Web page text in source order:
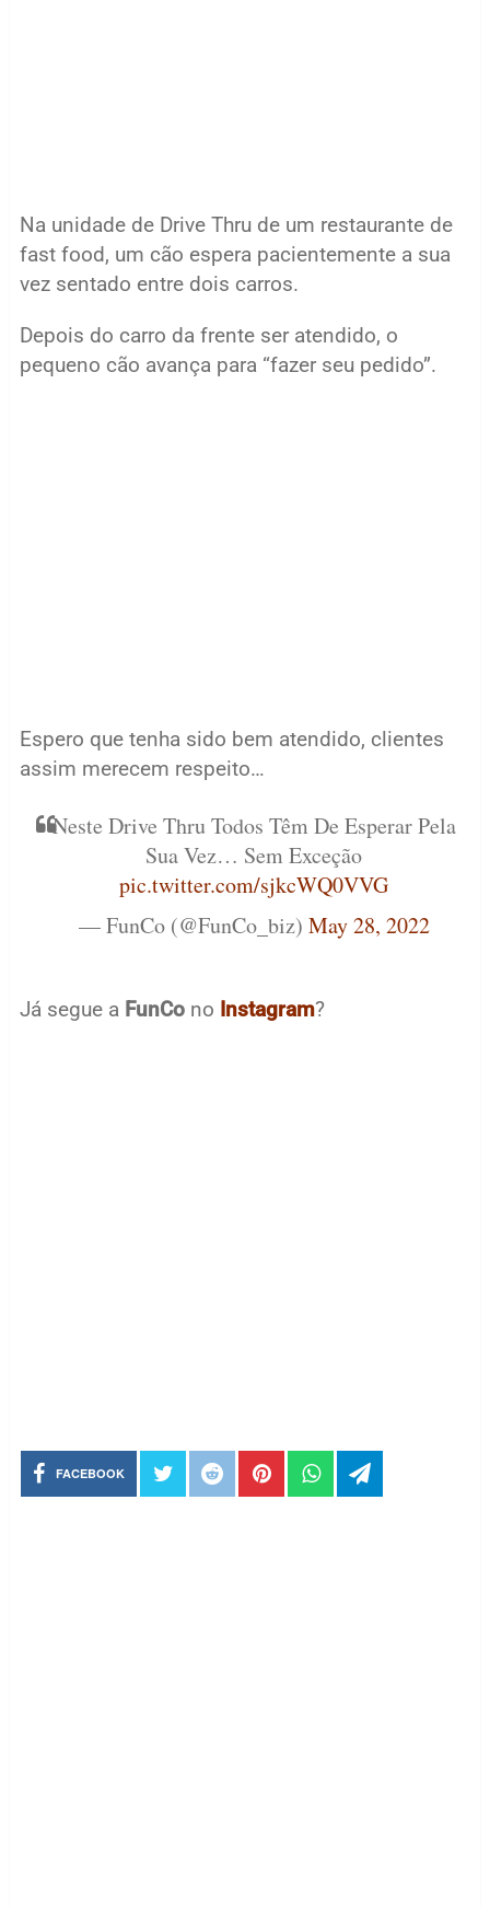
Na unidade de Drive Thru de um restaurante de
fast food, um cão espera pacientemente a sua
vez sentado entre dois carros.
Depois do carro da frente ser atendido, o
pequeno cão avança para “fazer seu pedido”.
Espero que tenha sido bem atendido, clientes
assim merecem respeito…
Neste Drive Thru Todos Têm De Esperar Pela
Sua Vez… Sem Exceção
pic.twitter.com/sjkcWQ0VVG
— FunCo (@FunCo_biz) May 28, 2022
Já segue a FunCono Instagram?
FACEBOOK